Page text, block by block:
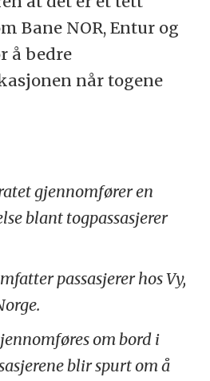
Bane NOR, Entur og
å bedre
når togene
gjennomfører en
blant togpassasjerer
passasjerer hos Vy,
om bord i
blir spurt om å